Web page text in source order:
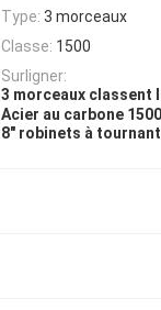
Type: 3 morceaux
Classe: 1500
Surligner:
3 morceaux classent
Acier au carbone
8" robinets à